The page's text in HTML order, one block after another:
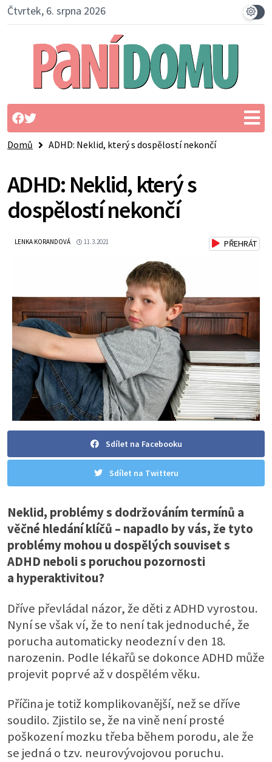
Čtvrtek, 6. srpna 2026
Domů ADHD: Neklid, který s dospělostí nekončí
ADHD: Neklid, který s
dospělostí nekončí
LENKA KORANDOVÁ 11.3.2021 PŘEHRÁT
Sdílet na Facebooku
Sdílet na Twitteru
Neklid, problémy s dodržováním termínů a
věčné hledání klíčů – napadlo by vás, že tyto
problémy mohou u dospělých souviset s
ADHD neboli s poruchou pozornosti
a hyperaktivitou?
Dříve převládal názor, že děti z ADHD vyrostou.
Nyní se však ví, že to není tak jednoduché, že
porucha automaticky neodezní v den 18.
narozenin. Podle lékařů se dokonce ADHD může
projevit poprvé až v dospělém věku.
Příčina je totiž komplikovanější, než se dříve
soudilo. Zjistilo se, že na vině není prosté
poškození mozku třeba během porodu, ale že
se jedná o tzv. neurovývojovou poruchu.